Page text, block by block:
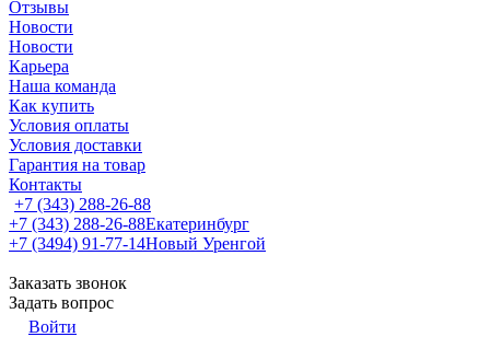
Отзывы
Новости
Новости
Карьера
Наша команда
Как купить
Условия оплаты
Условия доставки
Гарантия на товар
Контакты
+7 (343) 288-26-88
+7 (343) 288-26-88Екатеринбург
+7 (3494) 91-77-14Новый Уренгой
Заказать звонок
Задать вопрос
Войти